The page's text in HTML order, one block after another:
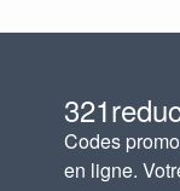
Codes
en ligne.